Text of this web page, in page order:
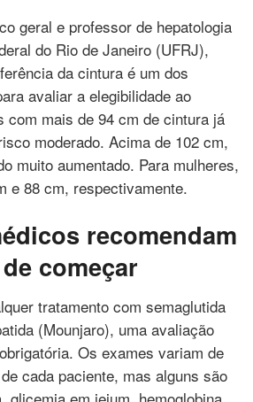
geral e professor de hepatologia
do Rio de Janeiro (UFRJ),
da cintura é um dos
avaliar a elegibilidade ao
com mais de 94 cm de cintura já
moderado. Acima de 102 cm,
muito aumentado. Para mulheres,
e 88 cm, respectivamente.
recomendam
começar
tratamento com semaglutida
(Mounjaro), uma avaliação
Os exames variam de
cada paciente, mas alguns são